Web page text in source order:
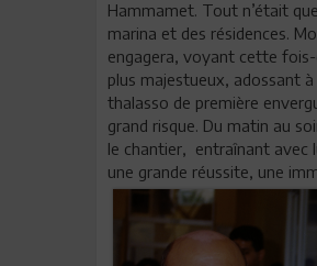
Hammamet. Tout n’était
marina et des résidences.
engagera, voyant cette
plus majestueux, adossant
thalasso de première
grand risque. Du matin au
le chantier, entraînant avec
une grande réussite, une